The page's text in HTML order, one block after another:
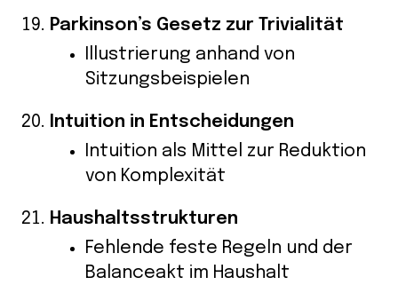
Parkinson’s Gesetz zur Trivialität
Illustrierung anhand von
Sitzungsbeispielen
Intuition in Entscheidungen
Intuition als Mittel zur Reduktion
von Komplexität
Haushaltsstrukturen
Fehlende feste Regeln und der
Balanceakt im Haushalt